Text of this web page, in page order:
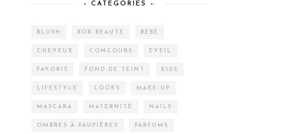
– CATEGORIES –
BLUSH BOX BEAUTÉ BÉBÉ
CHEVEUX CONCOURS EVEIL
FAVORIS FOND DE TEINT KIDS
LIFESTYLE LOOKS MAKE-UP
MASCARA MATERNITÉ NAILS
OMBRES À PAUPIÈRES PARFUMS